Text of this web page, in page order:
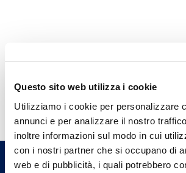
Questo sito web utilizza i cookie
Utilizziamo i cookie per personalizzare
annunci e per analizzare il nostro
inoltre informazioni sul modo in cui
con i nostri partner che si occupano di
web e di pubblicità, i quali potrebbero
Hai bisogno di
informazioni?
Trova l'Agenzia più vicina a te
un nostro Agente.